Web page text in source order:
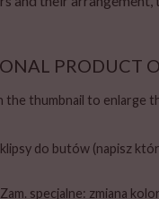
PRODUCT
the thumbnail to enlarge
klipsy do butów (napisz
Zam. specjalne: zmiana